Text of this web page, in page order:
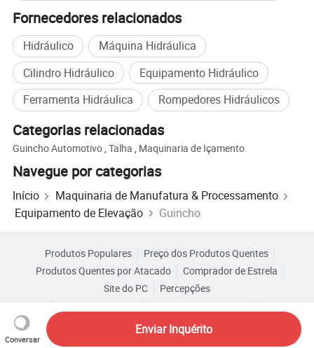
Fornecedores relacionados
Hidráulico
Máquina Hidráulica
Cilindro Hidráulico
Equipamento Hidráulico
Ferramenta Hidráulica
Rompedores Hidráulicos
Categorias relacionadas
Guincho Automotivo ,Talha Maquinaria de Içamento
Navegue por categorias
Início
Maquinaria de Manufatura & Processamento
Equipamento de Elevação
Guincho
Conversar
Enviar Inquérito
Produtos Populares
Preço dos Produtos Quentes
Produtos Quentes por Atacado
Comprador de Estrela
Site do PC
Percepções
Sobre
Acordo do Usuário Política de Privacidade
Contato
Copyright © 2026 Focus Technology Co., Ltd. All Rights Reserved